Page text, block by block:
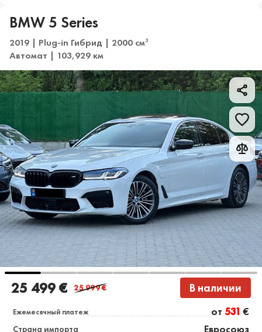
BMW 5 Series
2019 | Plug-in Гибрид | 2000 см3
Автомат | 103,929 км
25 499 € 25 999€ В наличии
Ежемесячный платеж от 531 €
Страна импорта Евросоюз